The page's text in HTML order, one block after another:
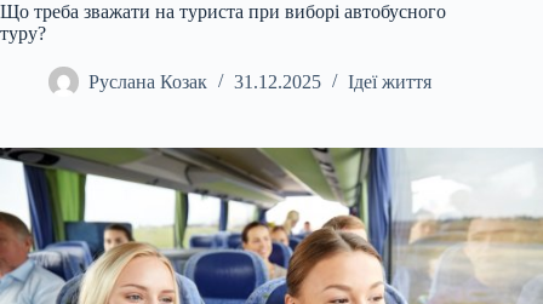
Що треба зважати на туриста при виборі автобусного
туру?
Руслана Козак 31.12.2025 Ідеї життя